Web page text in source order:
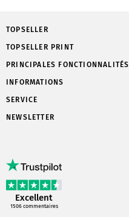
TOPSELLER
TOPSELLER PRINT
PRINCIPALES FONCTIONNALITÉS
INFORMATIONS
SERVICE
Excellent
1506commentaires
NEWSLETTER